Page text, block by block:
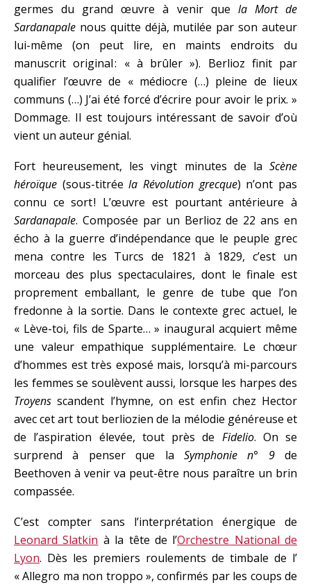
germes du grand œuvre à venir que la Mort de
Sardanapale nous quitte déjà, mutilée par son auteur
lui-même (on peut lire, en maints endroits du
manuscrit original : « à brûler »). Berlioz finit par
qualifier l’œuvre de « médiocre (…) pleine de lieux
communs (…) J’ai été forcé d’écrire pour avoir le prix. »
Dommage. Il est toujours intéressant de savoir d’où
vient un auteur génial.
Fort heureusement, les vingt minutes de la Scène
héroïque (sous-titrée la Révolution grecque) n’ont pas
connu ce sort ! L’œuvre est pourtant antérieure à
Sardanapale. Composée par un Berlioz de 22 ans en
écho à la guerre d’indépendance que le peuple grec
mena contre les Turcs de 1821 à 1829, c’est un
morceau des plus spectaculaires, dont le finale est
proprement emballant, le genre de tube que l’on
fredonne à la sortie. Dans le contexte grec actuel, le
« Lève-toi, fils de Sparte… » inaugural acquiert même
une valeur empathique supplémentaire. Le chœur
d’hommes est très exposé mais, lorsqu’à mi-parcours
les femmes se soulèvent aussi, lorsque les harpes des
Troyens scandent l’hymne, on est enfin chez Hector
avec cet art tout berliozien de la mélodie généreuse et
de l’aspiration élevée, tout près de Fidelio. On se
surprend à penser que la Symphonie n° 9de
Beethoven à venir va peut-être nous paraître un brin
compassée.
C’est compter sans l’interprétation énergique de
Leonard Slatkin à la tête de l’Orchestre National de
Lyon. Dès les premiers roulements de timbale de l’
« Allegro ma non troppo », confirmés par les coups de